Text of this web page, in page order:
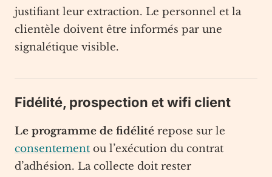
justifiant leur extraction. Le personnel et la
clientèle doivent être informés par une
signalétique visible.
Fidélité, prospection et wifi client
Le programme de fidélité repose sur le
consentement ou l’exécution du contrat
d’adhésion. La collecte doit rester